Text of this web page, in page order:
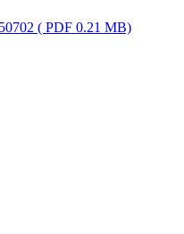
( PDF 0.21 MB)